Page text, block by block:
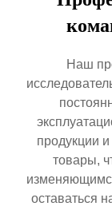
Наш
продукции
товары,
оставаться